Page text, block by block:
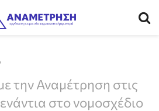
την Αναμέτρηση στις
στο νομοσχέδιο